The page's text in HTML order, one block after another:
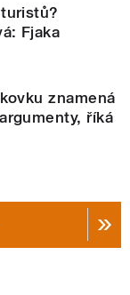
Fjaka
znamená
říká